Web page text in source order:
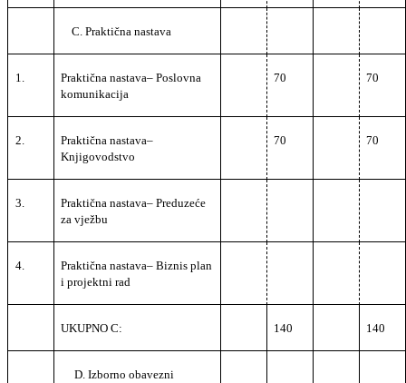
C. Praktična nastava
1. Praktična nastava–Poslovna
komunikacija
70 70
2. Praktična nastava–
Knjigovodstvo
70 70
3. Praktična nastava–Preduzeće
za vježbu
4. Praktična nastava–Biznis plan
i projektni rad
UKUPNO C: 140 140
D. Izborno obavezni